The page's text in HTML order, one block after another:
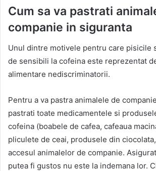
Cum sa va pastrati
companie in siguranta
Unul dintre motivele pentru care pisicile
de sensibili la cofeina este reprezentat
alimentare nediscriminatorii.
Pentru a va pastra animalele de
pastrati toate medicamentele si
cofeina (boabele de cafea, cafeaua
pliculete de ceai, produsele din
accesul animalelor de companie.
putea fi gustos nu este la indemana lor.